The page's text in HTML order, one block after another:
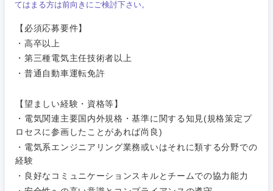
てはまる方は前向きにご検討下さい。
【必須応募要件】
・高卒以上
・第三種電気主任技術者以上
・普通自動車運転免許
【望ましい経験・資格等】
・電気関連主要国内外規格・基準に関する知見(規格策定プ
ロセスに参画したことがあれば尚良)
・電気系エンジニアリング業務或いはそれに類する分野での
経験
・良好なコミュニケーションスキルとチームでの協力能力
門職
建設・施
工管理
事務職
その他
法律・特許事務所・監査法人
人材・アウトソーシング
その他
千葉県
神奈川県